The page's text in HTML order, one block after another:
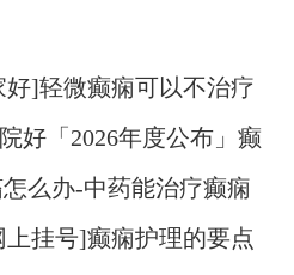
]轻微癫痫可以不治疗
好「2026年度公布」癫
么办-中药能治疗癫痫
挂号]癫痫护理的要点